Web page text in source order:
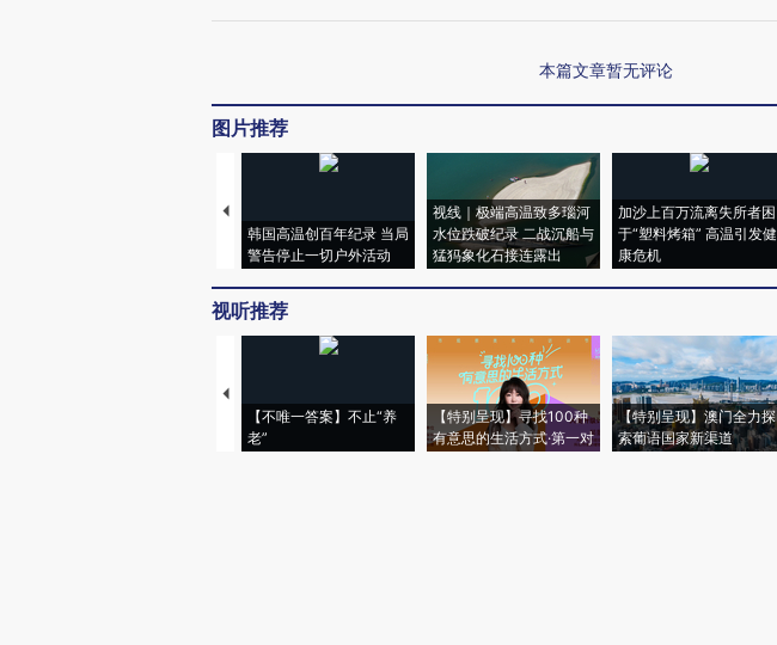
本篇文章暂无评论
图片推荐
韩国高温创百年纪录 当局
警告停止一切户外活动
视线｜极端高温致多瑙河
水位跌破纪录 二战沉船与
猛犸象化石接连露出
加沙上百万流离失所者困
于“塑料烤箱” 高温引发健
康危机
视听推荐
【不唯一答案】不止“养
老”
【特别呈现】寻找100种
有意思的生活方式·第一对
【特别呈现】澳门全力探
索葡语国家新渠道